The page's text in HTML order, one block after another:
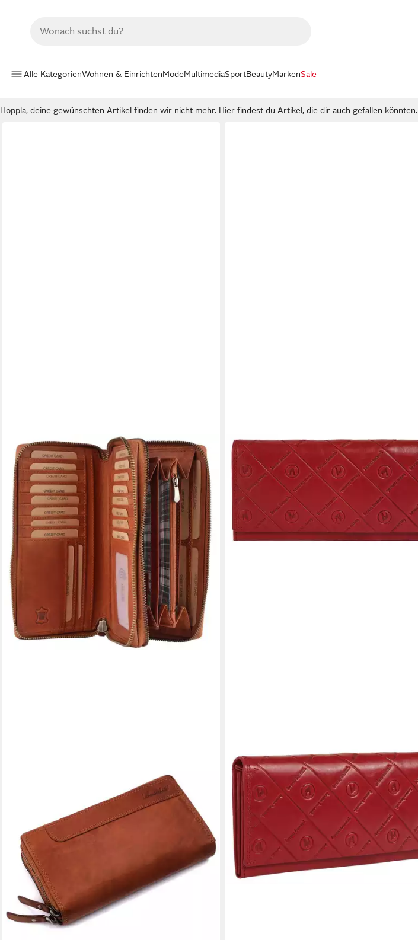
Alle KategorienWohnen & EinrichtenModeMultimediaSportBeautyMarkenSale
Hoppla, deine gewünschten Artikel finden wir nicht mehr. Hier findest du Artikel, die dir auch gefallen könnten.